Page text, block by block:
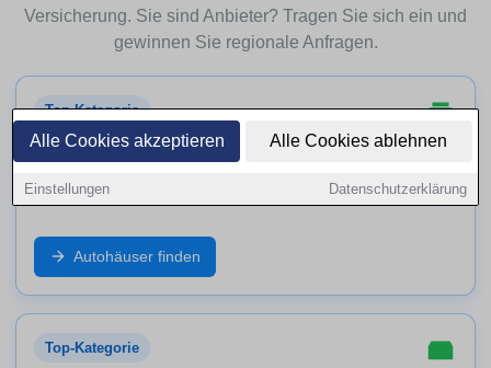
Alle Cookies akzeptieren Alle Cookies ablehnen
Einstellungen Datenschutzerklärung
Versicherung. Sie sind Anbieter? Tragen Sie sich ein und
gewinnen Sie regionale Anfragen.
Top-Kategorie
Autohäuser
Mehr anzeigen
Markenbetrieb, Neuwagen, geprüfte Gebrauchte und
Service aus einer Hand: Finde Autohäuser in Hilden
und vergleiche Angebote, Probefahrt und Werkstatt-
Autohäuser finden
Top-Kategorie